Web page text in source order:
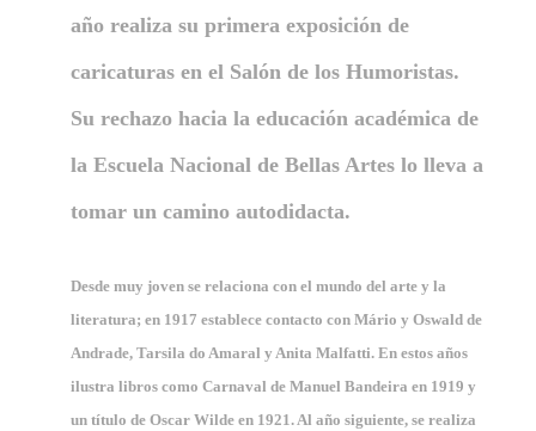
año realiza su primera exposición de
caricaturas en el Salón de los Humoristas.
Su rechazo hacia la educación académica de
la Escuela Nacional de Bellas Artes lo lleva a
tomar un camino autodidacta.
Desde muy joven se relaciona con el mundo del arte y la
literatura; en 1917 establece contacto con Mário y Oswald de
Andrade, Tarsila do Amaral y Anita Malfatti. En estos años
ilustra libros como Carnaval de Manuel Bandeira en 1919 y
un título de Oscar Wilde en 1921. Al año siguiente, se realiza